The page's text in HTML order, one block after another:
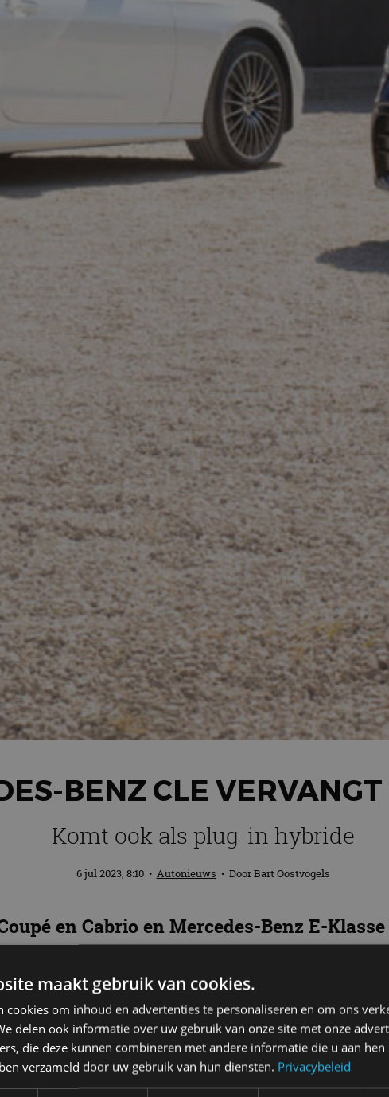
BENZ CLE
Komt ook als plug-in hybride
6 jul 2023, 8:10 • Autonieuws • DoorBart Oostvogels
en Cabrio en Mercedes-Benz E-
voor terug. Dat is deze nieuwe Mercedes-
CLE Cabriolet
fabrikant gebaseerd op de conceptuele en
2023 in Europa op de markt. De CLE Cabriolet volgt in
maakt gebruik van cookies.
cookies om inhoud en advertenties te personaliseren en om ons
delen ook informatie over uw gebruik van onze site met onze
die deze kunnen combineren met andere informatie die u aan
verzameld door uw gebruik van hun diensten. Privacybeleid